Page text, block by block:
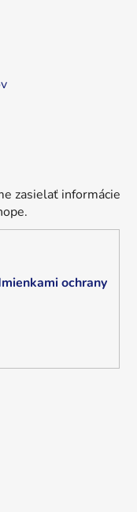
zasielať informácie
ochrany